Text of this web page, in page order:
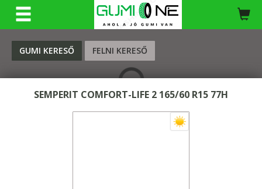
GUMI KERESŐ FELNI KERESŐ
KERESÉS
SEMPERIT COMFORT-LIFE 2 165/60 R15 77H